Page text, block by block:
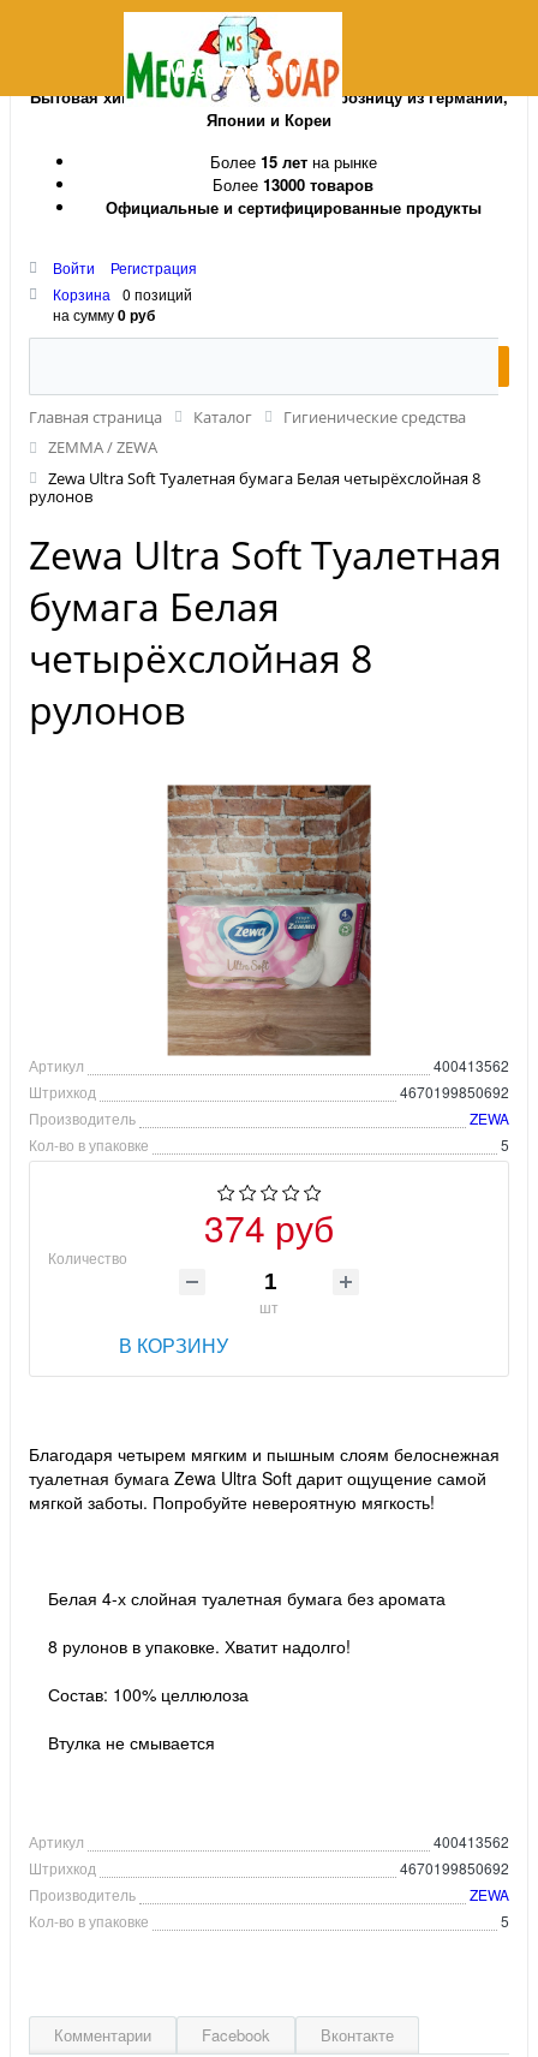
MegaSoap.ru
Бытовая химия и косметика оптом и в розницу из Германии,
Японии и Кореи
Более 15 летна рынке
Более 13000 товаров
Официальные и сертифицированные продукты
Войти
Регистрация
Корзина
0 позиций
на сумму0 руб
Главная страница Каталог
Гигиенические средства
ZEMMA / ZEWA
Zewa Ultra Soft Туалетная бумага Белая четырёхслойная 8
рулонов
Zewa Ultra Soft Туалетная
бумага Белая
четырёхслойная 8
рулонов
Артикул
400413562
Штрихкод
4670199850692
Производитель
ZEWA
Кол-во в упаковке
5
374 руб
Количество
шт
В КОРЗИНУ
Благодаря четырем мягким и пышным слоям белоснежная
туалетная бумага Zewa Ultra Soft дарит ощущение самой
мягкой заботы. Попробуйте невероятную мягкость!
Белая 4-х слойная туалетная бумага без аромата
8 рулонов в упаковке. Хватит надолго!
Состав: 100% целлюлоза
Втулка не смывается
Артикул
400413562
Штрихкод
4670199850692
Производитель
ZEWA
Кол-во в упаковке
5
Комментарии Facebook Вконтакте